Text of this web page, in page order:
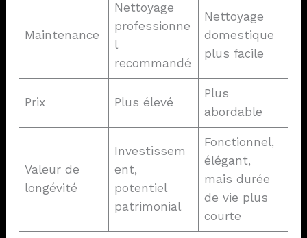
Maintenance
Nettoyage
professionne
l
recommandé
Nettoyage
domestique
plus facile
Prix Plus élevé
Plus
abordable
Valeur de
longévité
Investissem
ent,
potentiel
patrimonial
Fonctionnel,
élégant,
mais durée
de vie plus
courte